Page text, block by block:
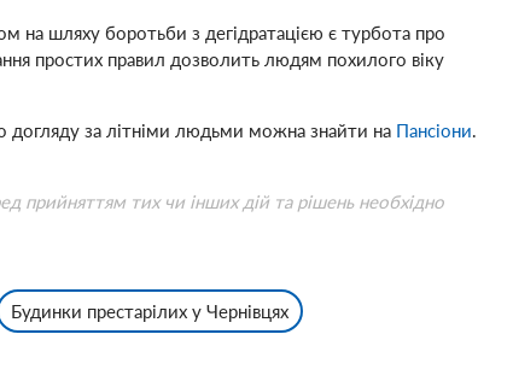
на шляху боротьби з дегідратацією є турбота про
простих правил дозволить людям похилого віку
догляду за літніми людьми можна знайти на Пансіони.
прийняттям тих чи інших дій та рішень необхідно
Будинки престарілих у Чернівцях